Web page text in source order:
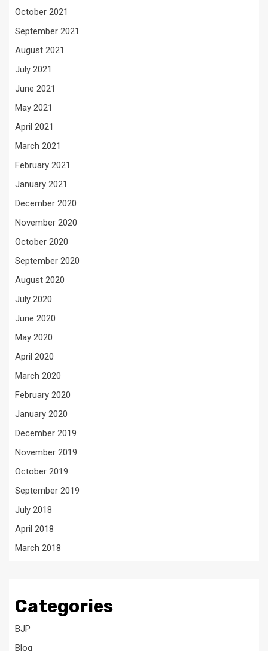
October 2021
September 2021
August 2021
July 2021
June 2021
May 2021
April 2021
March 2021
February 2021
January 2021
December 2020
November 2020
October 2020
September 2020
August 2020
July 2020
June 2020
May 2020
April 2020
March 2020
February 2020
January 2020
December 2019
November 2019
October 2019
September 2019
July 2018
April 2018
March 2018
Categories
BJP
Blog